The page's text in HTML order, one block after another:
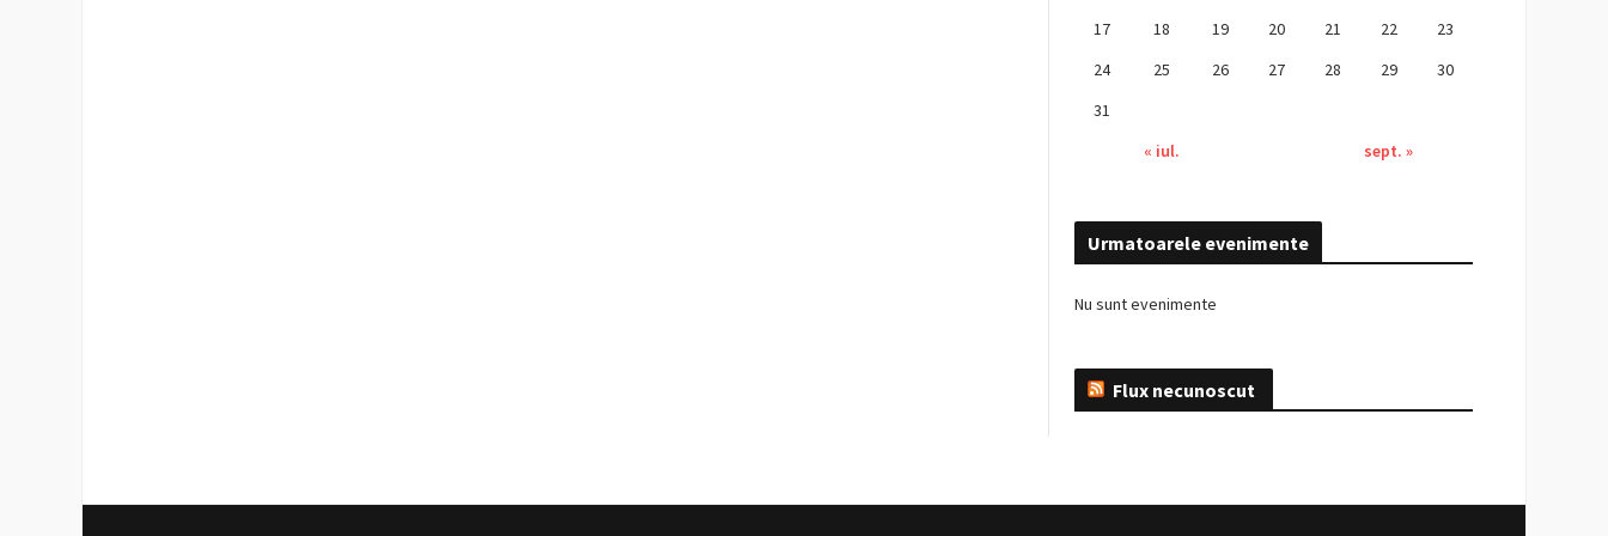
17 18 19 20 21 22
23
24
25 26 27 28 29
30
31
« iul.
sept. »
Urmatoarele evenimente
Nu sunt evenimente
Flux necunoscut